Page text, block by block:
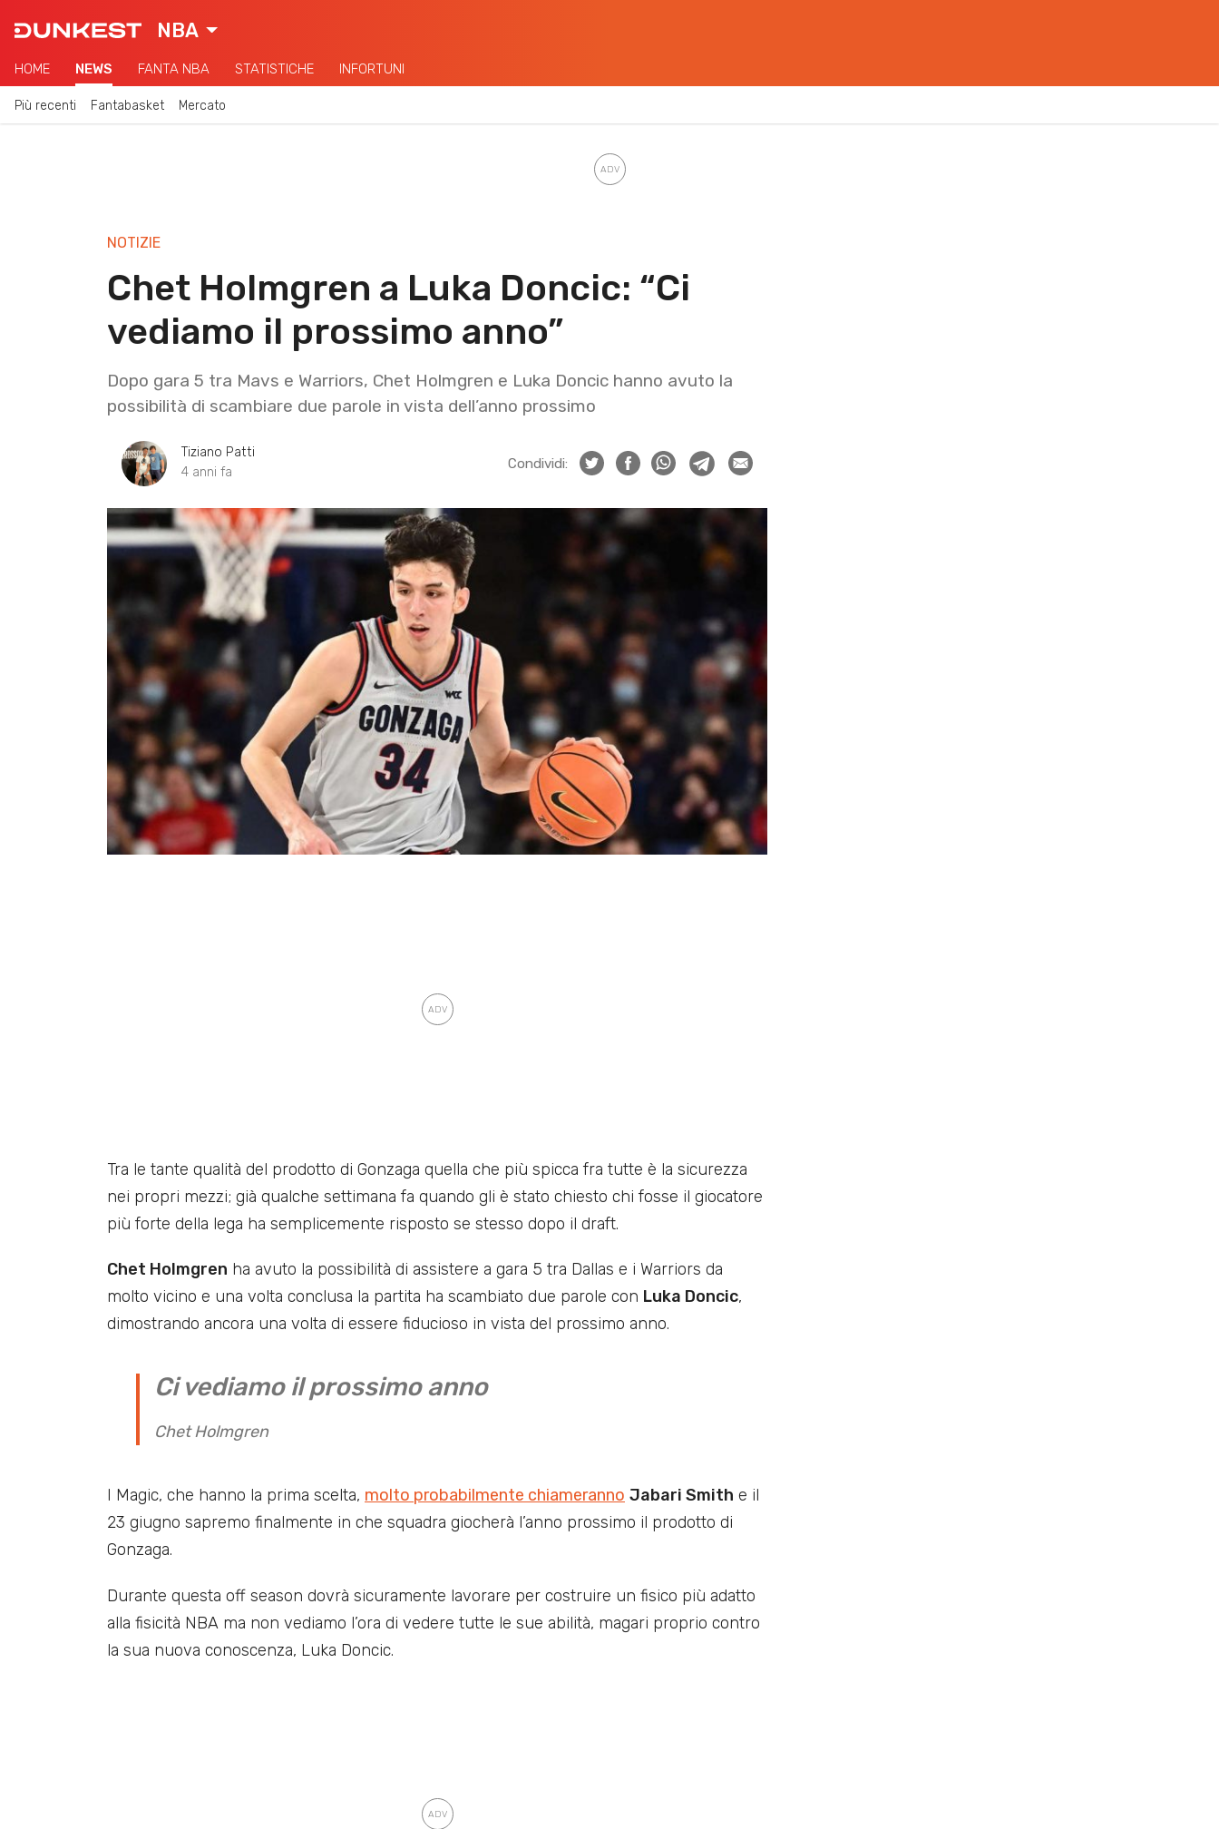
NBA
HOME NEWS FANTA NBA STATISTICHE INFORTUNI
Più recenti Fantabasket Mercato
NOTIZIE
Chet Holmgren a Luka Doncic: “Ci
vediamo il prossimo anno”
Dopo gara 5 tra Mavs e Warriors, Chet Holmgren e Luka Doncic hanno avuto la
possibilità di scambiare due parole in vista dell’anno prossimo
Tiziano Patti
4 anni fa
Condividi:
Tra le tante qualità del prodotto di Gonzaga quella che più spicca fra tutte è la sicurezza
nei propri mezzi; già qualche settimana fa quando gli è stato chiesto chi fosse il giocatore
più forte della lega ha semplicemente risposto se stesso dopo il draft.
Chet Holmgren ha avuto la possibilità di assistere a gara 5 tra Dallas e i Warriors da
molto vicino e una volta conclusa la partita ha scambiato due parole con Luka Doncic,
dimostrando ancora una volta di essere fiducioso in vista del prossimo anno.
Ci vediamo il prossimo anno
Chet Holmgren
I Magic, che hanno la prima scelta, molto probabilmente chiameranno Jabari Smith e il
23 giugno sapremo finalmente in che squadra giocherà l’anno prossimo il prodotto di
Gonzaga.
Durante questa off season dovrà sicuramente lavorare per costruire un fisico più adatto
alla fisicità NBA ma non vediamo l’ora di vedere tutte le sue abilità, magari proprio contro
la sua nuova conoscenza, Luka Doncic.